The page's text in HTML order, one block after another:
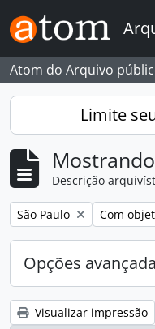
Skip to main content
Atom do Arquivo
Limite
Descrição
Remover filtro:
São Paulo Remover
Com
Opções
Visualizar impressão